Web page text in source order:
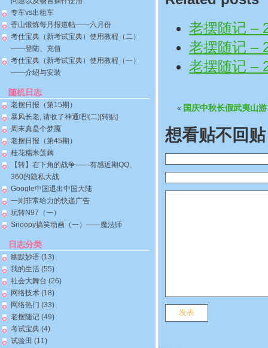
专车vs出租车
香山锻炼每月报道帖——六月份
考仕宝典（新考试宝典）使用教程（二）
——登陆、充值
考仕宝典（新考试宝典）使用教程（一）
——介绍与安装
随机日志
老摆日报（第15期）
暴风长老, 请收了神通吧!(二)[转贴]
周末真是个梦魇
老摆日报（第45期）
桂花糯米莲藕
【转】右下角的战争——有感近期QQ、
360的隐私大战
Google中国退出中国大陆
一则非常给力的快递广告
玩转N97（一）
Snoopy搞笑动画（一）——魔法师
日志分类
幽默妙语 (13)
我的生活 (55)
社会大舞台 (26)
网络技术 (18)
网络热门 (33)
老摆随记 (49)
考试宝典 (4)
试验田 (11)
老摆随记 –
老摆随记 –
老摆随记 –
« 国庆中秋长假武夷山
想看贴不回